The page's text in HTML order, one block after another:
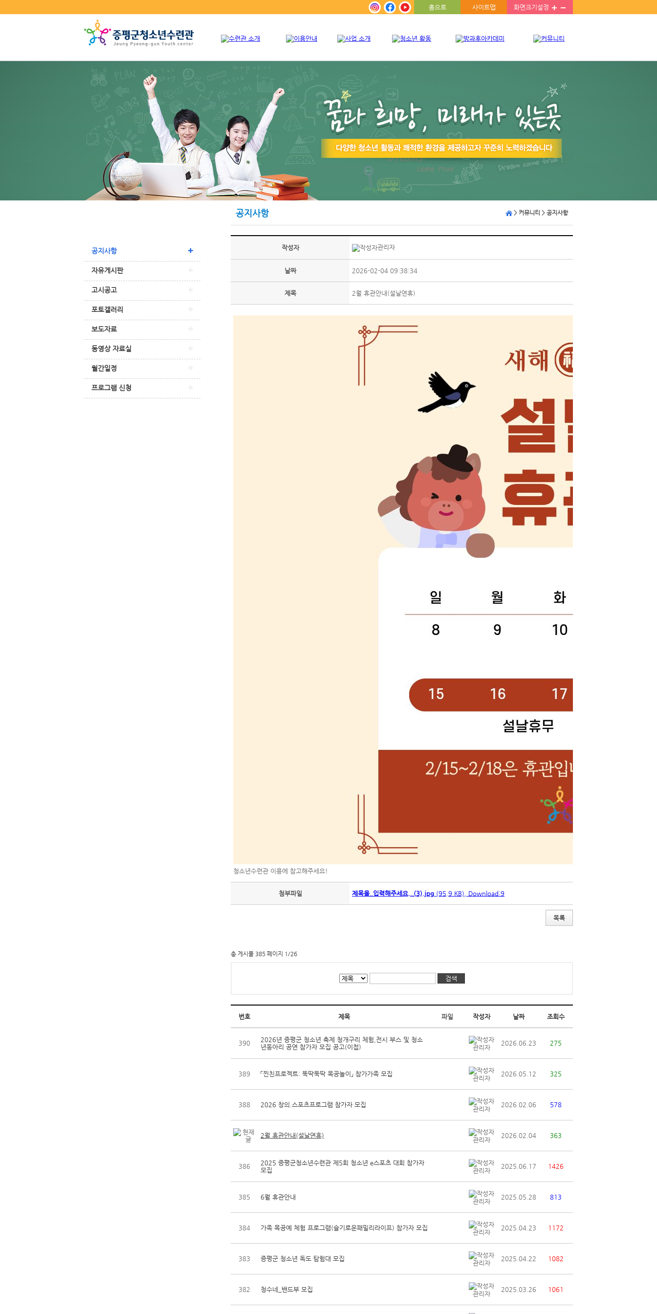
홈으로 사이트맵 화면크기설정
공지사항
자유게시판
고시공고
포토갤러리
보도자료
동영상 자료실
월간일정
프로그램 신청
공지사항 > 커뮤니티 > 공지사항
작성자 관리자
날짜 2026-02-04 09:38:34
제목 2월 휴관안내(설날연휴)
청소년수련관 이용에 참고해주세요!
첨부파일 제목을_입력해주세요._(3).jpg (95.9 KB), Download:9
총 게시물 385 페이지 1/26
번호 제목 파일 작성자 날짜 조회수
390
2026년 증평군 청소년 축제 청개구리 체험,전시 부스 및 청소
년동아리 공연 참가자 모집 공고(이첩)
관리자
2026.06.23 275
389 「찐친프로젝트: 뚝딱뚝딱 목공놀이」 참가가족 모집
관리자
2026.05.12 325
388 2026 창의.스포츠프로그램 참가자 모집
관리자
2026.02.06 578
2월 휴관안내(설날연휴)
관리자
2026.02.04 363
386
2025 증평군청소년수련관 제5회 청소년 e스포츠 대회 참가자
모집
관리자
2025.06.17 1426
385 6월 휴관안내
관리자
2025.05.28 813
384 가족 목공예 체험 프로그램(슬기로운패밀리라이프) 참가자 모집
관리자
2025.04.23 1172
383 증평군 청소년 독도 탐험대 모집
관리자
2025.04.22 1082
382 청수네_밴드부 모집
관리자
2025.03.26 1061